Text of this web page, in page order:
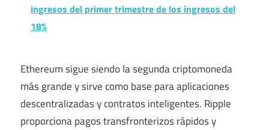
ingresos del primer trimestre de los ingresos del
18%
Ethereum sigue siendo la segunda criptomoneda
más grande y sirve como base para aplicaciones
descentralizadas y contratos inteligentes. Ripple
proporciona pagos transfronterizos rápidos y